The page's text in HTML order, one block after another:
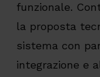
funzionale.
la proposta
sistema con
integrazione e